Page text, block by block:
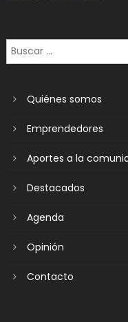
Quiénes somos
Emprendedores
Aportes a la
Destacados
Agenda
Opinión
Contacto